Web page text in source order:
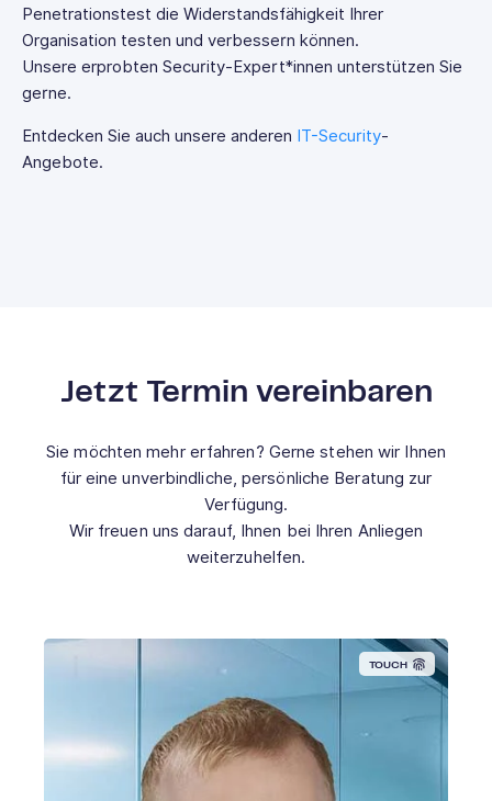
Penetrationstest die Widerstandsfähigkeit Ihrer
Organisation testen und verbessern können.
Unsere erprobten Security-Expert*innen unterstützen Sie
gerne.
Entdecken Sie auch unsere anderen IT-Security-
Angebote.
Jetzt Termin vereinbaren
Sie möchten mehr erfahren? Gerne stehen wir Ihnen
für eine unverbindliche, persönliche Beratung zur
Verfügung.
Wir freuen uns darauf, Ihnen bei Ihren Anliegen
weiterzuhelfen.
TOUCH